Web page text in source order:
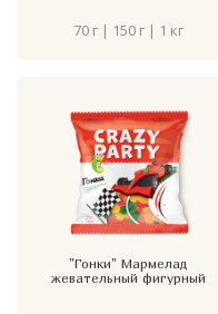
70 г | 150 г | 1 кг
"Гонки" Мармелад
жевательный фигурный